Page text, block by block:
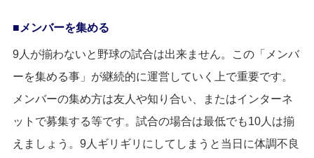
メンバーを集める
9人が揃わないと野球の試合は出来ません。この「メンバ
ーを集める事」が継続的に運営していく上で重要です。
メンバーの集め方は友人や知り合い、またはインターネ
ットで募集する等です。試合の場合は最低でも10人は揃
えましょう。9人ギリギリにしてしまうと当日に体調不良